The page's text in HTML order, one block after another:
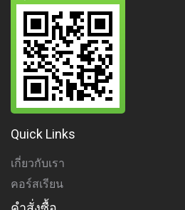
Quick Links
เกี่ยวกับเรา
คอร์สเรียน